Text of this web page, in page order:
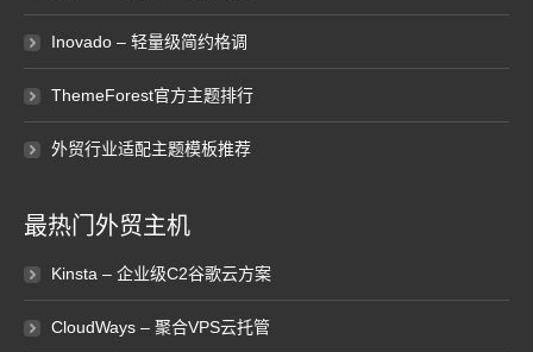
Inovado – 轻量级简约格调
ThemeForest官方主题排行
外贸行业适配主题模板推荐
最热门外贸主机
Kinsta – 企业级C2谷歌云方案
CloudWays – 聚合VPS云托管